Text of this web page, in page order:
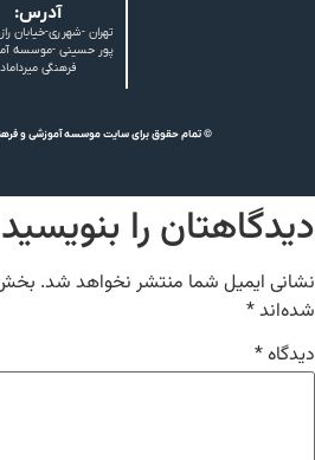
آدرس:
تهران -شهرری-خیابان
پور حسینی -موسسه
فرهنگی میرداماد
© تمام حقوق برای سایت موسسه آموزشی و
دیدگاهتان را بنویسید
نشانی ایمیل شما منتشر نخواهد شد.
شده‌اند*
دیدگاه*